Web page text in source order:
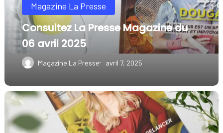
06
avril
2025
Magazine La Presse
Consultez La Presse Magazine du
06 avril 2025
Magazine La Presse avril 7, 2025
Consultez
La
Presse